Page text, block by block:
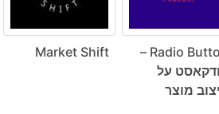
Radio Button –
על
מוצר
Market Shift